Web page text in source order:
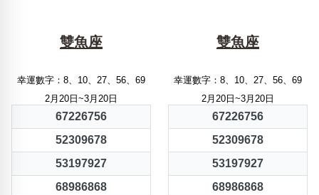
雙魚座
幸運數字：8、10、27、56、69
2月20日~3月20日
67226756
52309678
53197927
68986868
雙魚座
幸運數字：8、10、27、56、69
2月20日~3月20日
67226756
52309678
53197927
68986868